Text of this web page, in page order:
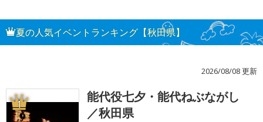
夏の人気イベントランキング【秋田県】
2026/08/08 更新
1
能代役七夕・能代ねぶながし
／秋田県